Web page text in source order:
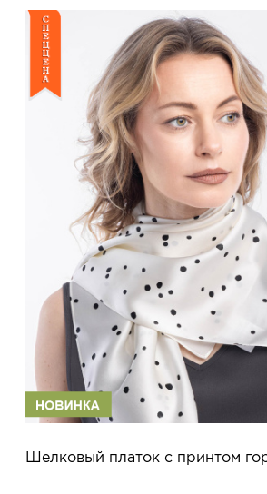
Шелковый платок с принтом